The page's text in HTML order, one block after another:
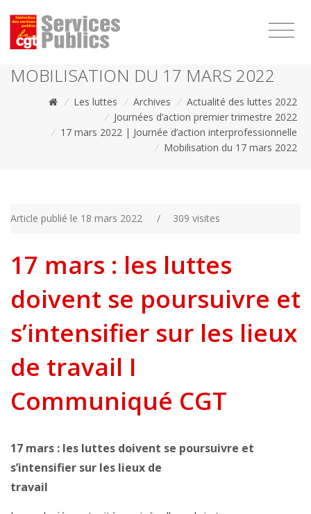
MOBILISATION DU 17 MARS 2022
/ Les luttes / Archives / Actualité des luttes 2022
/ Journées d’action premier trimestre 2022
/ 17 mars 2022 | Journée d’action interprofessionnelle
/ Mobilisation du 17 mars 2022
Article publié le 18 mars 2022 / 309 visites
17 mars : les luttes
doivent se poursuivre et
s’intensifier sur les lieux
de travail I
Communiqué CGT
17 mars : les luttes doivent se poursuivre et
s’intensifier sur les lieux de
travail